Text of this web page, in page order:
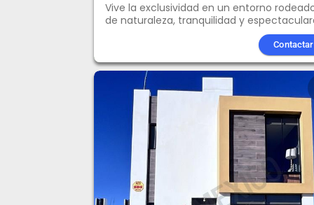
Vive la exclusividad en un entorno
de naturaleza, tranquilidad y
vistas al campo de golf. Esta residencia ha
sido totalmente remodelada, cuidando
detalle en su diseño arquitectónico para
ofrecer espacios amplios, modernos y
funcionales. Ubicada frente al hoyo
una atmósfera única de confort y lujo,
para familias que buscan calidad de vida y
una inversión segura. Características
destacadas 4 habitaciones, cada una con
baño completo y vestidor Recámara en
planta baja para mayor comodidad Alberca
privada y amplio jardín perfecto para
reuniones y descanso Terraza con vistas
inigualables al green y al campo de golf
Contactar